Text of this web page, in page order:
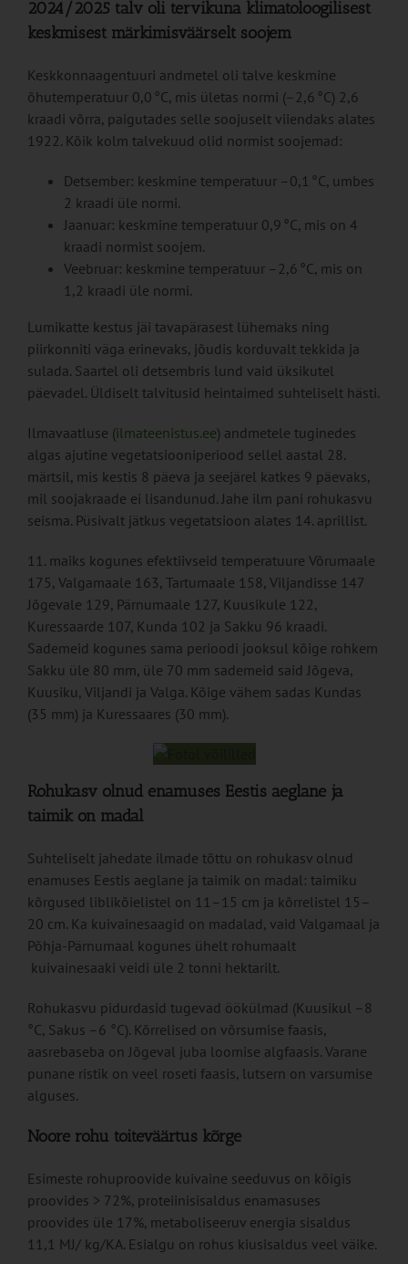
2024/2025 talv oli tervikuna klimatoloogilisest
keskmisest märkimisväärselt soojem
Keskkonnaagentuuri andmetel oli talve keskmine
õhutemperatuur 0,0 °C, mis ületas normi (–2,6 °C) 2,6
kraadi võrra, paigutades selle soojuselt viiendaks alates
1922. Kõik kolm talvekuud olid normist soojemad:
Detsember: keskmine temperatuur –0,1 °C, umbes
2 kraadi üle normi.
Jaanuar: keskmine temperatuur 0,9 °C, mis on 4
kraadi normist soojem.
Veebruar: keskmine temperatuur –2,6 °C, mis on
1,2 kraadi üle normi.
Lumikatte kestus jäi tavapärasest lühemaks ning
piirkonniti väga erinevaks, jõudis korduvalt tekkida ja
sulada. Saartel oli detsembris lund vaid üksikutel
päevadel. Üldiselt talvitusid heintaimed suhteliselt hästi.
Ilmavaatluse (ilmateenistus.ee) andmetele tuginedes
algas ajutine vegetatsiooniperiood sellel aastal 28.
märtsil, mis kestis 8 päeva ja seejärel katkes 9 päevaks,
mil soojakraade ei lisandunud. Jahe ilm pani rohukasvu
seisma. Püsivalt jätkus vegetatsioon alates 14. aprillist.
11. maiks kogunes efektiivseid temperatuure Võrumaale
175, Valgamaale 163, Tartumaale 158, Viljandisse 147
Jõgevale 129, Pärnumaale 127, Kuusikule 122,
Kuressaarde 107, Kunda 102 ja Sakku 96 kraadi.
Sademeid kogunes sama perioodi jooksul kõige rohkem
Sakku üle 80 mm, üle 70 mm sademeid said Jõgeva,
Kuusiku, Viljandi ja Valga. Kõige vähem sadas Kundas
(35 mm) ja Kuressaares (30 mm).
Rohukasv olnud enamuses Eestis aeglane ja
taimik on madal
Suhteliselt jahedate ilmade tõttu on rohukasv olnud
enamuses Eestis aeglane ja taimik on madal: taimiku
kõrgused liblikõielistel on 11–15 cm ja kõrrelistel 15–
20 cm. Ka kuivainesaagid on madalad, vaid Valgamaal ja
Põhja-Pärnumaal kogunes ühelt rohumaalt
kuivainesaaki veidi üle 2 tonni hektarilt.
Rohukasvu pidurdasid tugevad öökülmad (Kuusikul –8
°C, Sakus –6 °C). Kõrrelised on võrsumise faasis,
aasrebaseba on Jõgeval juba loomise algfaasis. Varane
punane ristik on veel roseti faasis, lutsern on varsumise
alguses.
Noore rohu toiteväärtus kõrge
Esimeste rohuproovide kuivaine seeduvus on kõigis
proovides > 72%, proteiinisisaldus enamasuses
proovides üle 17%, metaboliseeruv energia sisaldus
11,1 MJ/ kg/KA. Esialgu on rohus kiusisaldus veel väike.